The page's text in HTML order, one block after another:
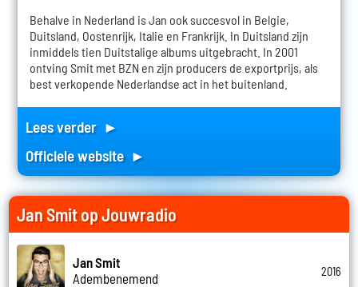
Behalve in Nederland is Jan ook succesvol in Belgie,
Duitsland, Oostenrijk, Italie en Frankrijk. In Duitsland zijn
inmiddels tien Duitstalige albums uitgebracht. In 2001
ontving Smit met BZN en zijn producers de exportprijs, als
best verkopende Nederlandse act in het buitenland.
Lees verder ►
Officiele website ►
Jan Smit op Jouwradio
Jan Smit
Adembenemend
2016